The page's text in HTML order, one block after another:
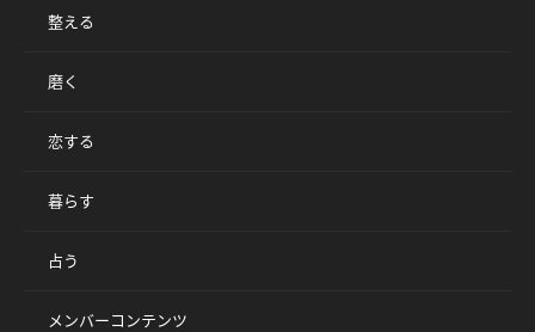
整える
磨く
恋する
暮らす
占う
メンバーコンテンツ